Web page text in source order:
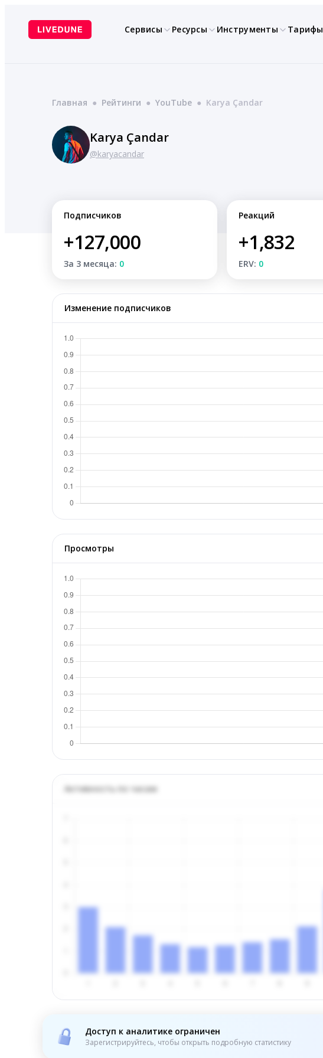
содержимому
Сервисы Ресурсы Инструменты Тарифы
Главная ● Рейтинги ● YouTube ● Karya Çandar
Karya Çandar
@karyacandar
Подписчиков
+127,000
За 3 месяца: 0
Реакций
+1,832
ERV: 0
Изменение подписчиков
Просмотры
Активность по часам
Доступ к аналитике ограничен
Зарегистрируйтесь, чтобы открыть подробную статистику